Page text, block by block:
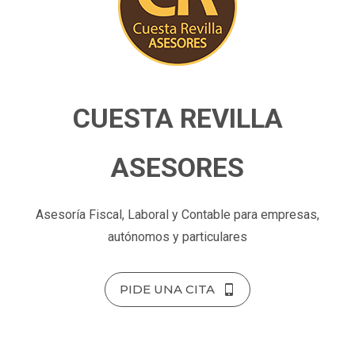
CUESTA REVILLA
ASESORES
Asesoría Fiscal, Laboral y Contable para empresas,
autónomos y particulares
PIDE UNA CITA